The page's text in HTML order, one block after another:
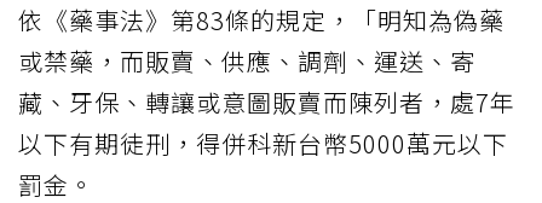
依《藥事法》第83條的規定，「明知為偽藥
或禁藥，而販賣、供應、調劑、運送、寄
藏、牙保、轉讓或意圖販賣而陳列者，處7年
以下有期徒刑，得併科新台幣5000萬元以下
罰金。